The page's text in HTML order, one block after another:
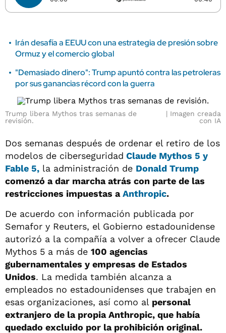
Irán desafía a EEUU con una estrategia de presión sobre
Ormuz y el comercio global
"Demasiado dinero": Trump apuntó contra las petroleras
por sus ganancias récord con la guerra
Trump libera Mythos tras semanas de
revisión.
Imagen creada
con IA
Dos semanas después de ordenar el retiro de los
modelos de ciberseguridad Claude Mythos 5 y
Fable 5, la administración de Donald Trump
comenzó a dar marcha atrás con parte de las
restricciones impuestas aAnthropic.
De acuerdo con información publicada por
Semafor y Reuters, el Gobierno estadounidense
autorizó a la compañía a volver a ofrecer Claude
Mythos 5 a más de 100 agencias
gubernamentales y empresas de Estados
Unidos. La medida también alcanza a
empleados no estadounidenses que trabajen en
esas organizaciones, así como al personal
extranjero de la propia Anthropic, que había
quedado excluido por la prohibición original.